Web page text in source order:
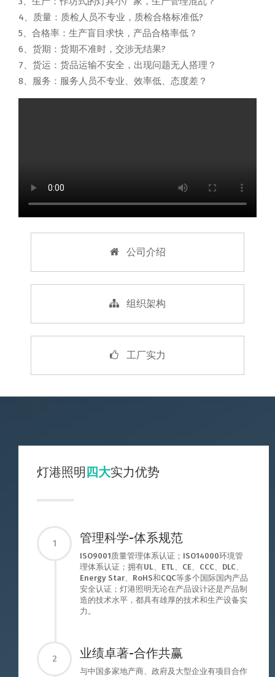
4、质量：质检人员不专业，质检合格标准低?
5、合格率：生产盲目求快，产品合格率低？
6、货期：货期不准时，交涉无结果?
7、货运：货品运输不安全，出现问题无人搭理？
8、服务：服务人员不专业、效率低、态度差？
公司介绍
组织架构
工厂实力
灯港照明四大实力优势
1 管理科学-体系规范
ISO9001质量管理体系认证；ISO14000环境管
理体系认证；拥有UL、ETL、CE、CCC、DLC、
Energy Star、RoHS和CQC等多个国际国内产品
安全认证；灯港照明无论在产品设计还是产品制
造的技术水平，都具有雄厚的技术和生产设备实
力。
2 业绩卓著-合作共赢
与中国多家地产商、政府及大型企业有项目合作